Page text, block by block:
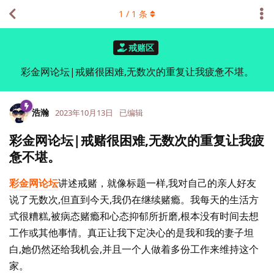
戒赌区
彩金网论坛|戒赌很困难,无数次的重复让我疲惫不堪。
1 / 1 条
浩瀚 2023年10月13日 已编辑
彩金网论坛|戒赌很困难,无数次的重复让我疲
惫不堪。
彩金网论坛讲述戒赌，就像标题一样,我对自己的亲人好友
说了无数次,但直到今天,我仍在继续赌瘾。我每天的生活方
式很糟糕,被病态赌瘾和心态抑郁所折磨,根本没有时间去想
工作或其他事情。真正让我下定决心的是我和我的妻子坦
白,她仍然还给我机会,并且一个人做着多份工作来维持这个
家。